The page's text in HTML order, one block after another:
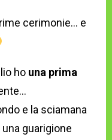
cerimonie… e
ho una prima
e la sciamana
guarigione